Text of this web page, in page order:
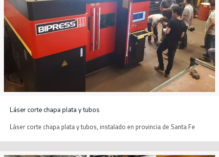
Láser corte chapa plata y tubos
Láser corte chapa plata y tubos, instalado en provincia de Santa Fe